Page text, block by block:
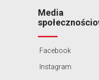
Media
Facebook
Instagram